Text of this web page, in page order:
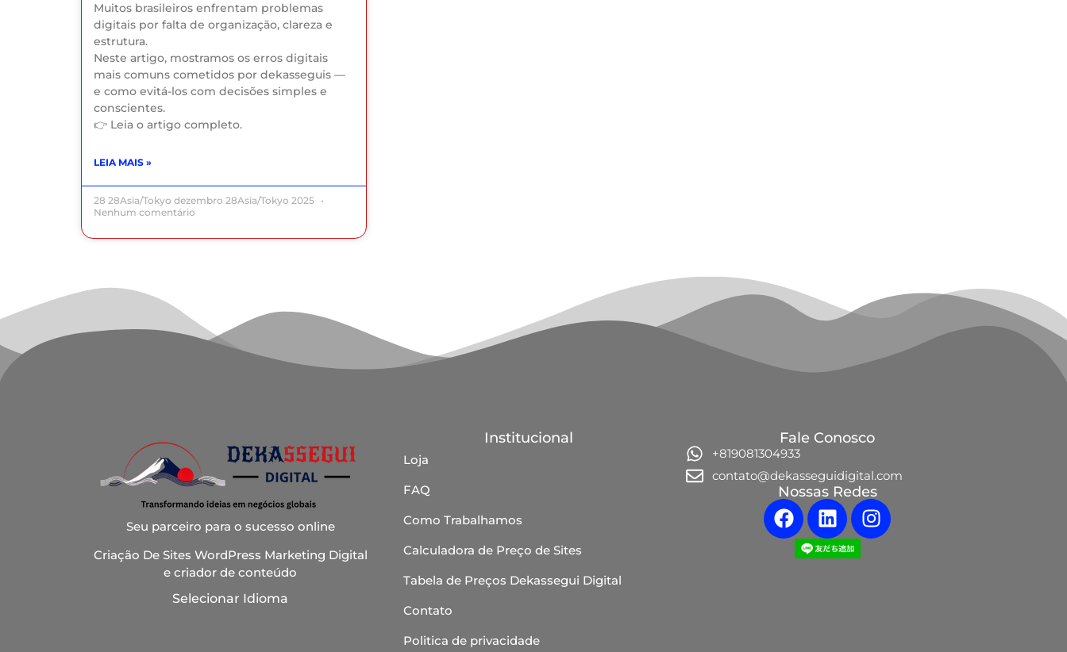
Muitos brasileiros enfrentam problemas
digitais por falta de organização, clareza e
estrutura.
Neste artigo, mostramos os erros digitais
mais comuns cometidos por dekasseguis —
e como evitá-los com decisões simples e
conscientes.
👉 Leia o artigo completo.
LEIA MAIS »
28 28Asia/Tokyo dezembro 28Asia/Tokyo 2025
Nenhum comentário
Seu parceiro para o sucesso online
Criação De Sites WordPress Marketing Digital
e criador de conteúdo
Selecionar Idioma
Institucional
Loja
FAQ
Como Trabalhamos
Calculadora de Preço de Sites
Tabela de Preços Dekassegui Digital
Contato
Politica de privacidade
Fale Conosco
+819081304933
contato@dekasseguidigital.com
Nossas Redes